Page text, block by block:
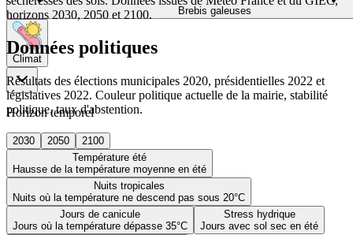
Brebis galeuses
Climat
Horizon temporel
2030 2050
2100
Température été
Hausse de la température moyenne en été
Nuits tropicales
Nuits où la température ne descend pas sous 20°C
Jours de canicule
Jours où la température dépasse 35°C
Stress hydrique
Jours avec sol sec en été
horizons 2030, 2050 et 2100.
Données politiques
Résultats des élections municipales 2020, présidentielles 2022 et
législatives 2022. Couleur politique actuelle de la mairie, stabilité
politique, taux d'abstention.